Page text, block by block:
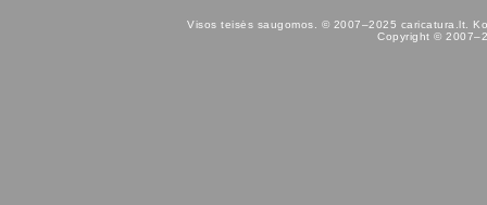
Visos teisės saugomos. © 2007–2025 caricatura.lt.
Copyright ©